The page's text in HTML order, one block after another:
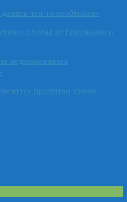
что-то особенное»
сделал из Гризманна и
недооценивать
пропитан духом